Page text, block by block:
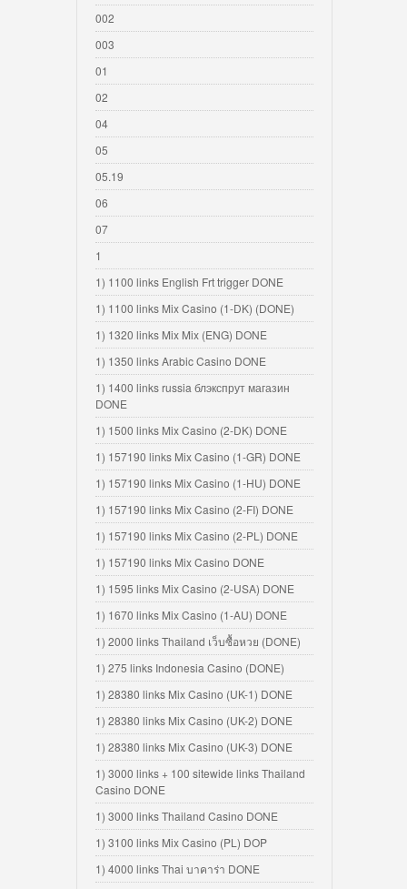
002
003
01
02
04
05
05.19
06
07
1
1) 1100 links English Frt trigger DONE
1) 1100 links Mix Casino (1-DK) (DONE)
1) 1320 links Mix Mix (ENG) DONE
1) 1350 links Arabic Casino DONE
1) 1400 links russia блэкспрут магазин
DONE
1) 1500 links Mix Casino (2-DK) DONE
1) 157190 links Mix Casino (1-GR) DONE
1) 157190 links Mix Casino (1-HU) DONE
1) 157190 links Mix Casino (2-FI) DONE
1) 157190 links Mix Casino (2-PL) DONE
1) 157190 links Mix Casino DONE
1) 1595 links Mix Casino (2-USA) DONE
1) 1670 links Mix Casino (1-AU) DONE
1) 2000 links Thailand เว็บซื้อหวย (DONE)
1) 275 links Indonesia Casino (DONE)
1) 28380 links Mix Casino (UK-1) DONE
1) 28380 links Mix Casino (UK-2) DONE
1) 28380 links Mix Casino (UK-3) DONE
1) 3000 links + 100 sitewide links Thailand
Casino DONE
1) 3000 links Thailand Casino DONE
1) 3100 links Mix Casino (PL) DOP
1) 4000 links Thai บาคาร่า DONE